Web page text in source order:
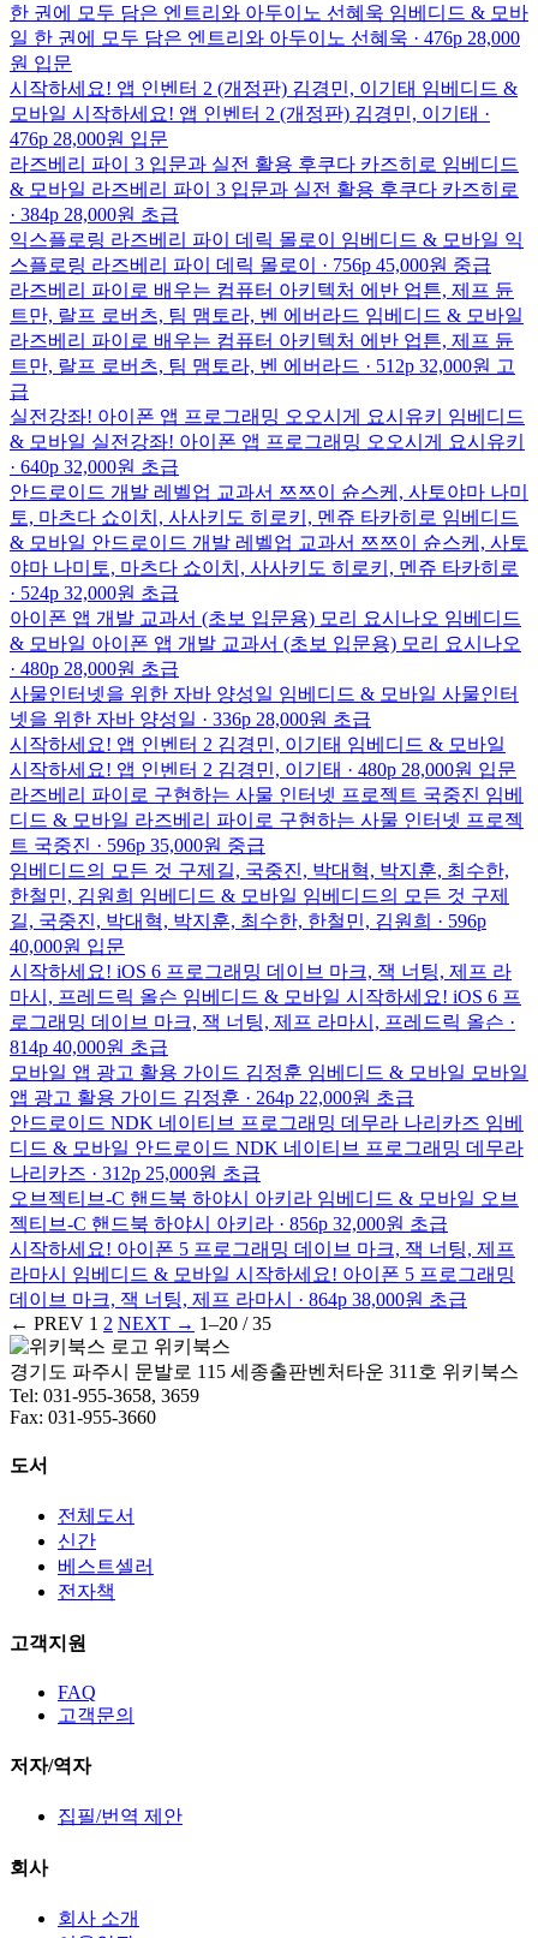
한 권에 모두 담은 엔트리와 아두이노 선혜욱 임베디드 & 모바
일 한 권에 모두 담은 엔트리와 아두이노 선혜욱 · 476p 28,000
원 입문
시작하세요! 앱 인벤터 2 (개정판) 김경민, 이기태 임베디드 &
모바일 시작하세요! 앱 인벤터 2 (개정판) 김경민, 이기태 ·
476p 28,000원 입문
라즈베리 파이 3 입문과 실전 활용 후쿠다 카즈히로 임베디드
& 모바일 라즈베리 파이 3 입문과 실전 활용 후쿠다 카즈히로
· 384p 28,000원 초급
익스플로링 라즈베리 파이
데릭 몰로이 임베디드 & 모바일 익
스플로링 라즈베리 파이
데릭 몰로이 · 756p 45,000원 중급
라즈베리 파이로 배우는 컴퓨터 아키텍처 에반 업튼, 제프 듄
트만, 랄프 로버츠, 팀 맴토라, 벤 에버라드 임베디드 & 모바일
라즈베리 파이로 배우는 컴퓨터 아키텍처 에반 업튼, 제프 듄
트만, 랄프 로버츠, 팀 맴토라, 벤 에버라드 · 512p 32,000원 고
급
실전강좌! 아이폰 앱 프로그래밍 오오시게 요시유키
임베디드
& 모바일 실전강좌! 아이폰 앱 프로그래밍 오오시게 요시유키
· 640p 32,000원 초급
안드로이드 개발 레벨업 교과서 쯔쯔이 슌스케, 사토야마 나미
토, 마츠다 쇼이치, 사사키도 히로키, 멘쥬 타카히로 임베디드
& 모바일 안드로이드 개발 레벨업 교과서 쯔쯔이 슌스케, 사토
야마 나미토, 마츠다 쇼이치, 사사키도 히로키, 멘쥬 타카히로
· 524p 32,000원 초급
아이폰 앱 개발 교과서 (초보 입문용) 모리 요시나오 임베디드
& 모바일 아이폰 앱 개발 교과서 (초보 입문용) 모리 요시나오
· 480p 28,000원 초급
사물인터넷을 위한 자바 양성일 임베디드 & 모바일 사물인터
넷을 위한 자바 양성일 · 336p 28,000원 초급
시작하세요! 앱 인벤터 2 김경민, 이기태 임베디드 & 모바일
시작하세요! 앱 인벤터 2 김경민, 이기태 · 480p 28,000원 입문
라즈베리 파이로 구현하는 사물 인터넷 프로젝트 국중진 임베
디드 & 모바일 라즈베리 파이로 구현하는 사물 인터넷 프로젝
트 국중진 · 596p 35,000원 중급
임베디드의 모든 것 구제길, 국중진, 박대혁, 박지훈, 최수한,
한철민, 김원희 임베디드 & 모바일 임베디드의 모든 것 구제
길, 국중진, 박대혁, 박지훈, 최수한, 한철민, 김원희 · 596p
40,000원 입문
시작하세요! iOS 6 프로그래밍 데이브 마크, 잭 너팅, 제프 라
마시, 프레드릭 올슨 임베디드 & 모바일 시작하세요! iOS 6 프
로그래밍 데이브 마크, 잭 너팅, 제프 라마시, 프레드릭 올슨 ·
814p 40,000원 초급
모바일 앱 광고 활용 가이드 김정훈 임베디드 & 모바일 모바일
앱 광고 활용 가이드 김정훈 · 264p 22,000원 초급
안드로이드 NDK 네이티브 프로그래밍 데무라 나리카즈 임베
디드 & 모바일 안드로이드 NDK 네이티브 프로그래밍 데무라
나리카즈 · 312p 25,000원 초급
오브젝티브-C 핸드북 하야시 아키라 임베디드 & 모바일 오브
젝티브-C 핸드북 하야시 아키라 · 856p 32,000원 초급
시작하세요! 아이폰 5 프로그래밍 데이브 마크, 잭 너팅, 제프
라마시
임베디드 & 모바일 시작하세요! 아이폰 5 프로그래밍
데이브 마크, 잭 너팅, 제프 라마시 · 864p 38,000원 초급
← PREV 1 2 NEXT → 1–20 / 35
위키북스
경기도 파주시 문발로 115 세종출판벤처타운 311호 위키북스
Tel: 031-955-3658, 3659
Fax: 031-955-3660
도서
전체도서
신간
베스트셀러
전자책
고객지원
FAQ
고객문의
저자/역자
집필/번역 제안
회사
회사 소개